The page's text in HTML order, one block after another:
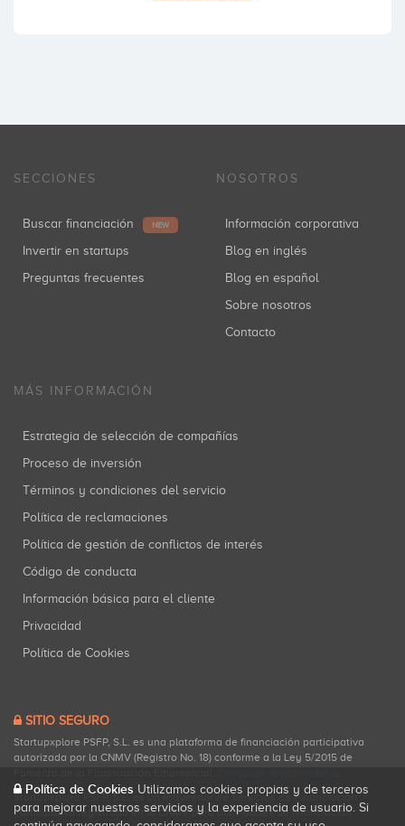
SECCIONES
Buscar financiación NEW
Invertir en startups
Preguntas frecuentes
NOSOTROS
Información corporativa
Blog en inglés
Blog en español
Sobre nosotros
Contacto
MÁS INFORMACIÓN
Estrategia de selección de compañías
Proceso de inversión
Términos y condiciones del servicio
Política de reclamaciones
Política de gestión de conflictos de interés
Código de conducta
Información básica para el cliente
Privacidad
Política de Cookies
SITIO SEGURO
Startupxplore PSFP, S.L. es una plataforma de financiación participativa
autorizada por la CNMV (Registro No. 18) conforme a la Ley 5/2015 de
Startupxplore PSFP, S.L. es un Proveedor de Servicios de Financiación
Participativa registrado en la CNMV para actividades de financiación
Política de Cookies Utilizamos cookies propias y de terceros
para mejorar nuestros servicios y la experiencia de usuario. Si